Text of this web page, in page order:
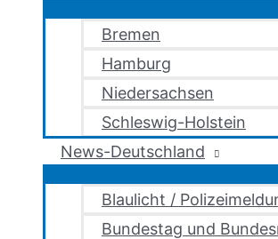
Bremen
Hamburg
Niedersachsen
Schleswig-Holstein
News-Deutschland
Blaulicht /
Bundestag und